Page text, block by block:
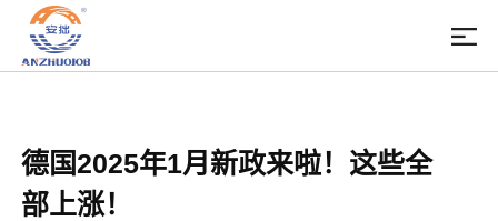
德国2025年1月新政来啦！这些全
部上涨！